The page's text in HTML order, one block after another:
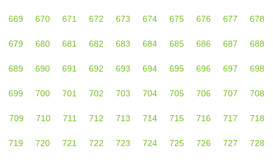
669 670 671 672 673 674 675 676 677 678
679 680 681 682 683 684 685 686 687 688
689 690 691 692 693 694 695 696 697 698
699 700 701 702 703 704 705 706 707 708
709 710 711 712 713 714 715 716 717 718
719 720 721 722 723 724 725 726 727 728